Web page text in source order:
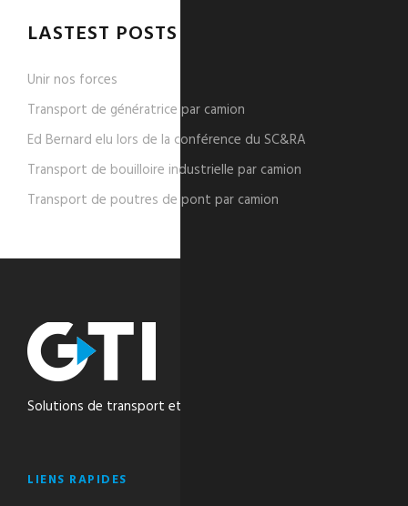
LASTEST POSTS
Unir nos forces
Transport de génératrice par camion
Ed Bernard elu lors de la conférence du SC&RA
Transport de bouilloire industrielle par camion
Transport de poutres de pont par camion
Solutions de transport et de logistique intégrées
LIENS RAPIDES